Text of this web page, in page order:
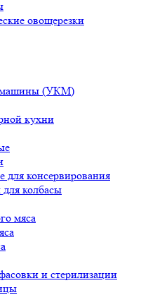
овощерезки
машины (УКМ)
кухни
консервирования
колбасы
мяса
и стерилизации